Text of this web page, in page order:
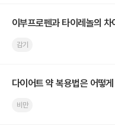
이부프로펜과 타이레놀의
감기
다이어트 약 복용법은 어떻
비만